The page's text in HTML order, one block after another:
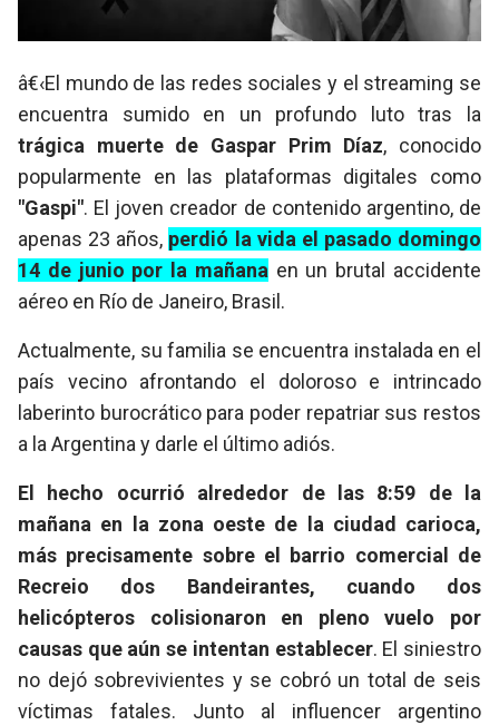
â€‹El mundo de las redes sociales y el streaming se
encuentra sumido en un profundo luto tras la
trágica muerte de Gaspar Prim Díaz, conocido
popularmente en las plataformas digitales como
"Gaspi". El joven creador de contenido argentino, de
apenas 23 años, perdió la vida el pasado domingo
14 de junio por la mañana en un brutal accidente
aéreo en Río de Janeiro, Brasil.
Actualmente, su familia se encuentra instalada en el
país vecino afrontando el doloroso e intrincado
laberinto burocrático para poder repatriar sus restos
a la Argentina y darle el último adiós.
El hecho ocurrió alrededor de las 8:59 de la
mañana en la zona oeste de la ciudad carioca,
más precisamente sobre el barrio comercial de
Recreio dos Bandeirantes, cuando dos
helicópteros colisionaron en pleno vuelo por
causas que aún se intentan establecer. El siniestro
no dejó sobrevivientes y se cobró un total de seis
víctimas fatales. Junto al influencer argentino